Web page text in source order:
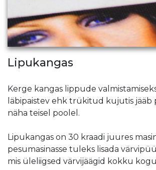
Lipukangas
Kerge kangas lippude
läbipaistev ehk trükitud kujutis jääb
näha teisel poolel.
Lipukangas on 30 kraadi juures
pesumasinasse tuleks lisada
mis üleliigsed värvijäägid kokku